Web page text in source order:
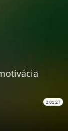
2:01:27